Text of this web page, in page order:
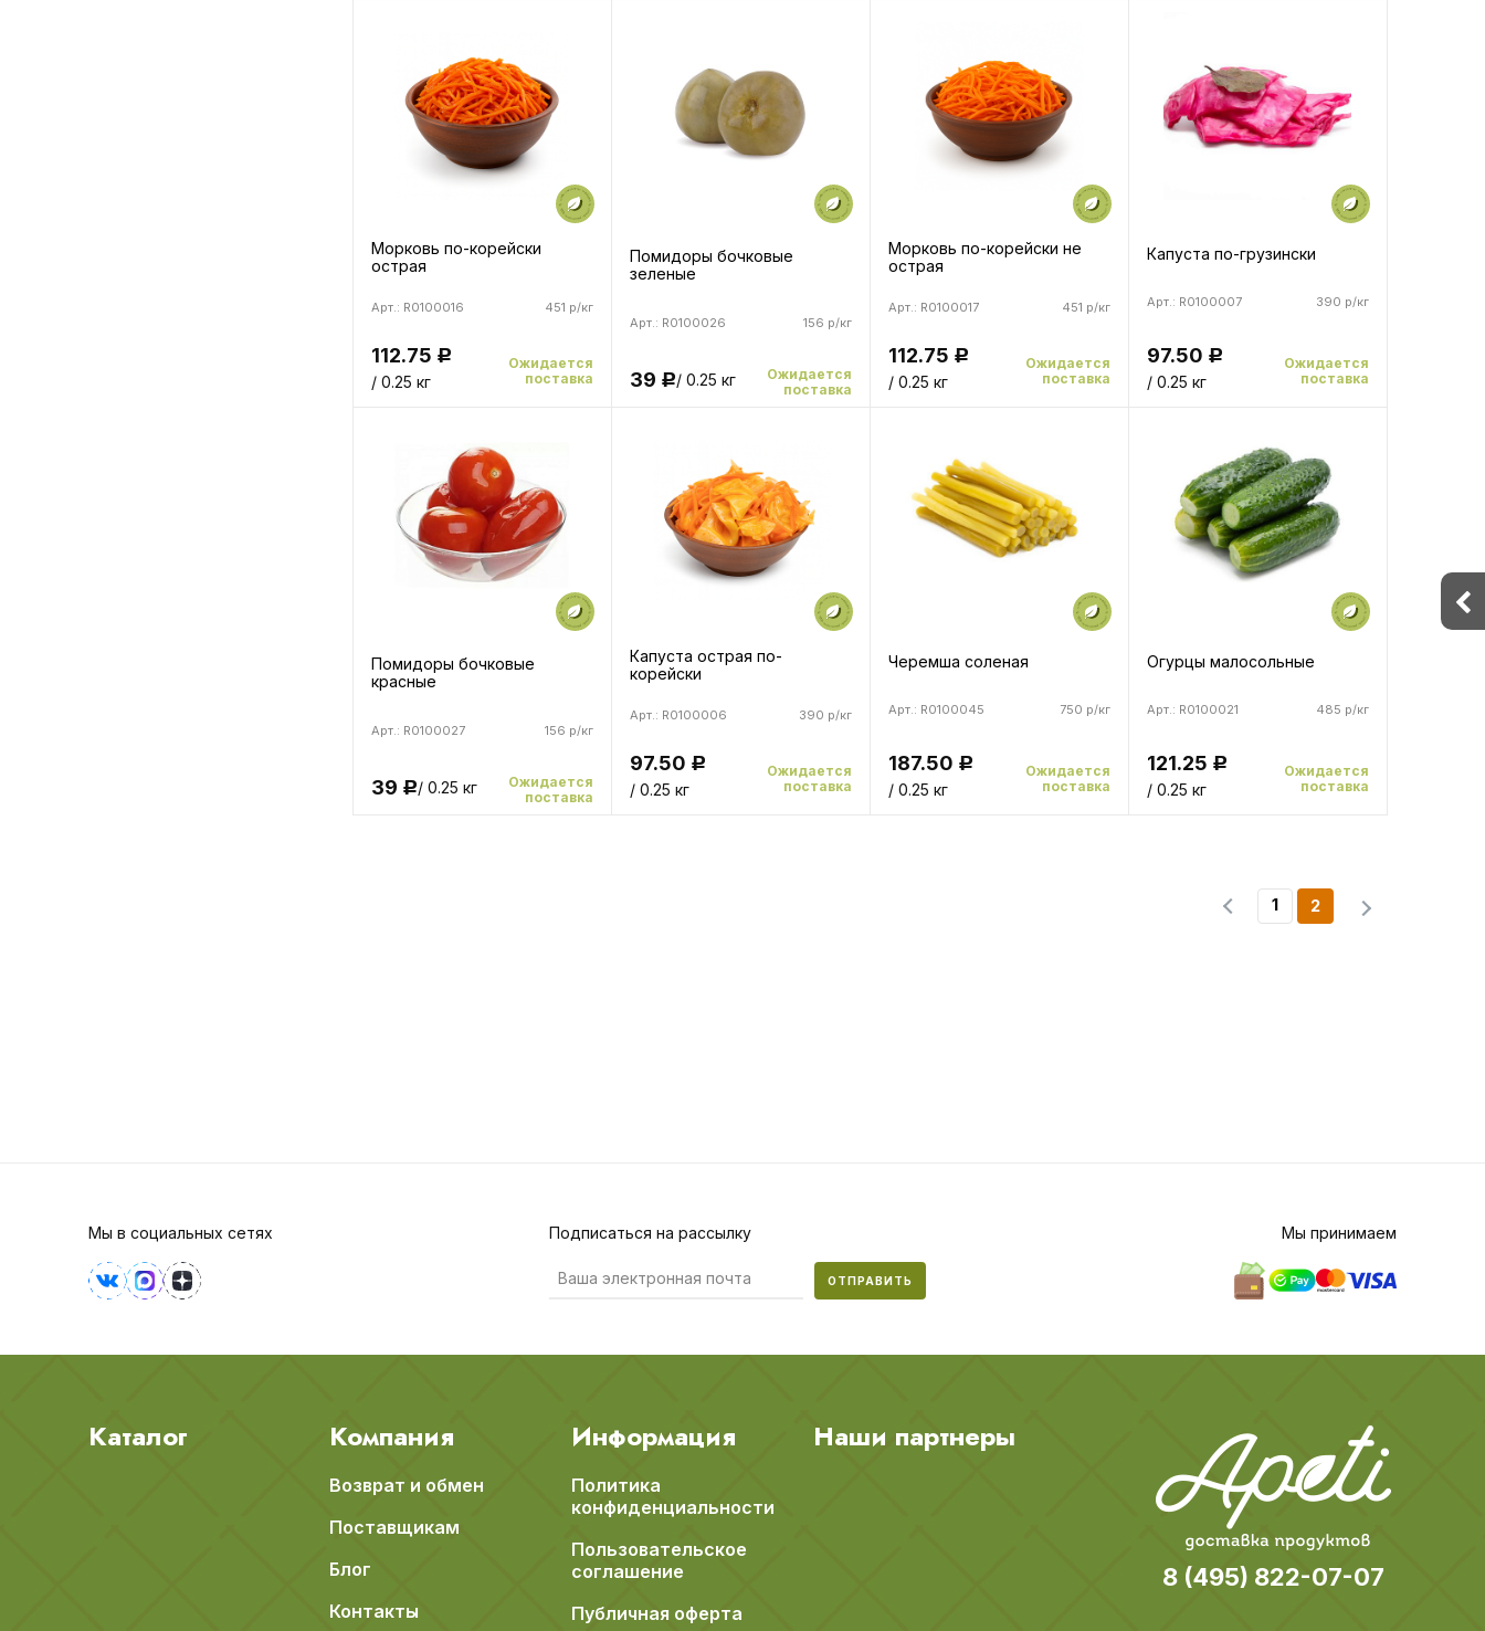
Морковь по-корейски
острая
451 р/кг
Арт.: R0100016
112.75 Р
/ 0.25 кг
Ожидается
поставка
Помидоры бочковые
зеленые
156 р/кг
Арт.: R0100026
39 Р/ 0.25 кг
Ожидается
поставка
Морковь по-корейски не
острая
451 р/кг
Арт.: R0100017
112.75 Р
/ 0.25 кг
Ожидается
поставка
Капуста по-грузински
390 р/кг
Арт.: R0100007
97.50 Р
/ 0.25 кг
Ожидается
поставка
Помидоры бочковые
красные
156 р/кг
Арт.: R0100027
39 Р/ 0.25 кг
Ожидается
поставка
Капуста острая по-
корейски
390 р/кг
Арт.: R0100006
97.50 Р
/ 0.25 кг
Ожидается
поставка
Черемша соленая
750 р/кг
Арт.: R0100045
187.50 Р
/ 0.25 кг
Ожидается
поставка
Огурцы малосольные
485 р/кг
Арт.: R0100021
121.25 Р
/ 0.25 кг
Ожидается
поставка
1 2
Мы в социальных сетях Подписаться на рассылку
ОТПРАВИТЬ
Мы принимаем
Каталог Компания
Возврат и обмен
Поставщикам
Блог
Контакты
Информация
Политика
конфиденциальности
Пользовательское
соглашение
Публичная оферта
Наши партнеры
8 (495) 822-07-07